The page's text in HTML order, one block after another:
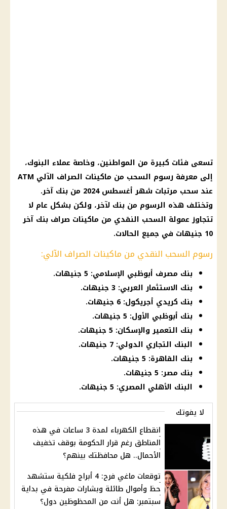
تسعى فئات كبيرة من المواطنين، وخاصة عملاء البنوك،
إلى معرفة رسوم السحب من ماكينات الصراف الآلي ATM
عند سحب مرتبات شهر أغسطس 2024 من بنك آخر.
وتختلف هذه الرسوم من بنك لآخر، ولكن بشكل عام لا
تتجاوز عمولة السحب النقدي من ماكينات صراف بنك آخر
10 جنيهات في جميع الحالات.
رسوم السحب النقدي من ماكينات الصراف الآلي:
بنك مصرف أبوظبي الإسلامي: 5 جنيهات.
بنك الاستثمار العربي: 3 جنيهات.
بنك كريدي أجريكول: 6 جنيهات.
بنك أبوظبي الأول: 5 جنيهات.
بنك التعمير والإسكان: 5 جنيهات.
البنك التجاري الدولي: 7 جنيهات.
بنك القاهرة: 5 جنيهات.
بنك مصر: 5 جنيهات.
البنك الأهلي المصري: 5 جنيهات.
لا يفوتك
انقطاع الكهرباء لمدة 3 ساعات في هذه
المناطق رغم قرار الحكومة بوقف تخفيف
الأحمال.. هل محافظتك بينهم؟
توقعات ماغي فرح: 4 أبراج فلكية ستشهد
حظ وأموال طائلة وبشارات مفرحة في بداية
سبتمبر: هل أنت من المحظوظين دول؟